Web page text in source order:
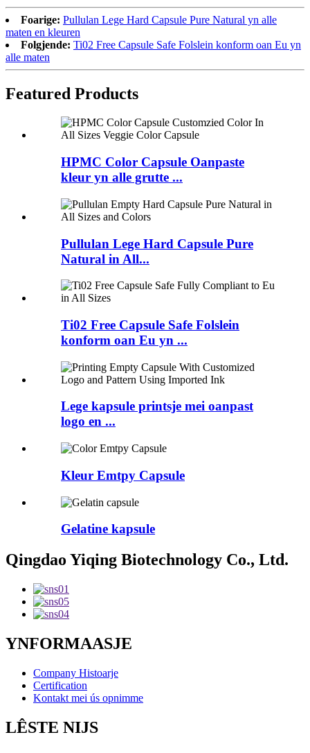
Foarige: Pullulan Lege Hard Capsule Pure Natural yn alle
maten en kleuren
Folgjende: Ti02 Free Capsule Safe Folslein konform oan Eu yn
alle maten
Featured Products
HPMC Color Capsule Oanpaste
kleur yn alle grutte ...
Pullulan Lege Hard Capsule Pure
Natural in All...
Ti02 Free Capsule Safe Folslein
konform oan Eu yn ...
Lege kapsule printsje mei oanpast
logo en ...
Kleur Emtpy Capsule
Gelatine kapsule
Qingdao Yiqing Biotechnology Co., Ltd.
YNFORMAASJE
Company Histoarje
Certification
Kontakt mei ús opnimme
LÊSTE NIJS